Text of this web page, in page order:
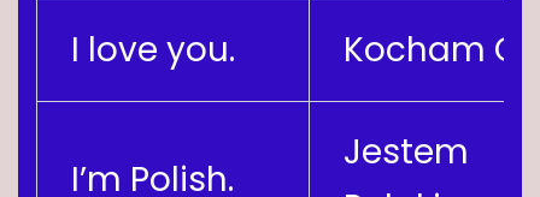
I love you. Kocham
I’m Polish.
Jestem